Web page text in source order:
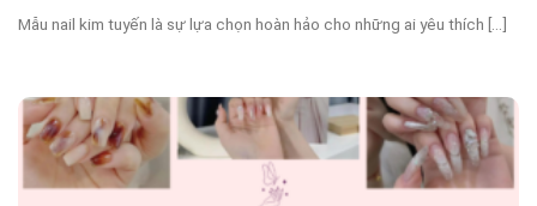
Mẫu nail kim tuyến là sự lựa chọn hoàn hảo cho những ai yêu thích [...]